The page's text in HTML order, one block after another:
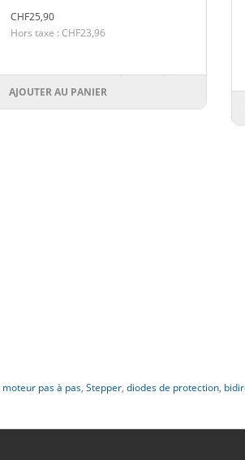
CHF25,90
Hors taxe : CHF23,96
AJOUTER AU PANIER
moteur pas à pas, Stepper, diodes de protection,